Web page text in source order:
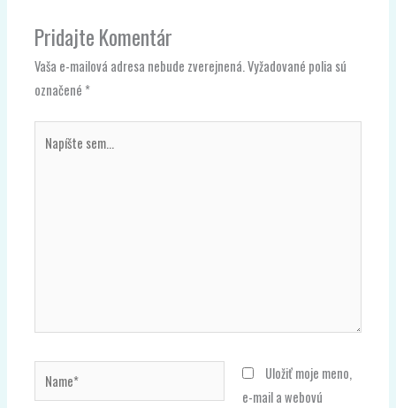
Pridajte Komentár
Vaša e-mailová adresa nebude zverejnená.Vyžadované polia sú
označené *
sem...
Name*
Uložiť moje meno,
e-mail a webovú